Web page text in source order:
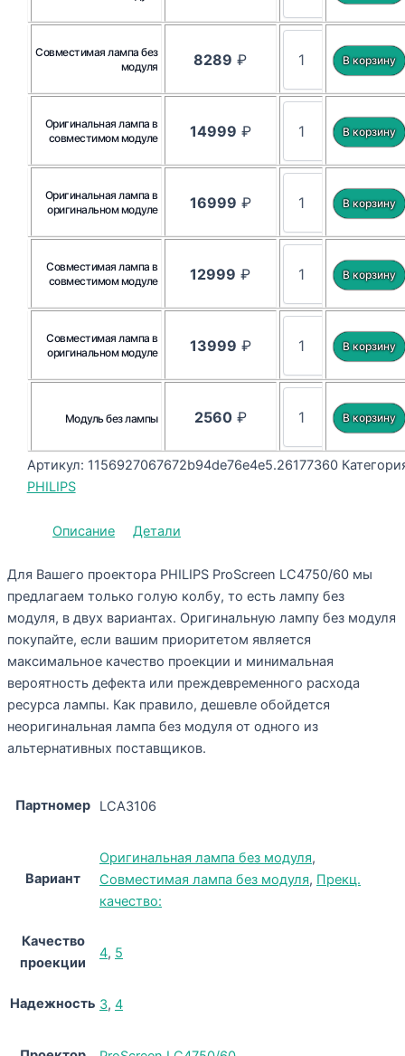
Совместимая лампа без
модуля
8289 ₽
Оригинальная лампа в
совместимом модуле
14999 ₽
Оригинальная лампа в
оригинальном модуле
16999 ₽
Совместимая лампа в
совместимом модуле
12999 ₽
Совместимая лампа в
оригинальном модуле
13999 ₽
Модуль без лампы 2560₽
Артикул: 1156927067672b94de76e4e5.26177360
PHILIPS
Описание Детали
Для Вашего проектора PHILIPS ProScreen LC4750/60 мы
предлагаем только голую колбу, то есть лампу без
модуля, в двух вариантах. Оригинальную лампу без модуля
покупайте, если вашим приоритетом является
максимальное качество проекции и минимальная
вероятность дефекта или преждевременного расхода
ресурса лампы. Как правило, дешевле обойдется
неоригинальная лампа без модуля от одного из
альтернативных поставщиков.
Партномер LCA3106
Вариант
Оригинальная лампа без модуля,
Совместимая лампа без модуля, Прекц.
качество:
Качество
проекции
4, 5
Надежность 3, 4